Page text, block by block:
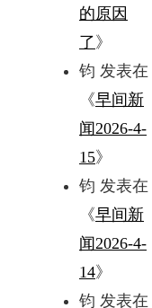
的原因
了》
钧 发表在
《早间新
闻2026-4-
15》
钧 发表在
《早间新
闻2026-4-
14》
钧 发表在